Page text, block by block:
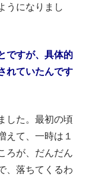
うになりまし
ですが、具体的
れていたんです
した。最初の頃
えて、一時は１
ろが、だんだん
、落ちてくるわ